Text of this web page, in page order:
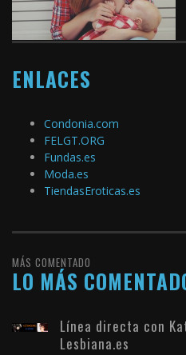
ENLACES
Condonia.com
FELGT.ORG
Fundas.es
Moda.es
TiendasEroticas.es
MÁS COMENTADO
LO MÁS
Línea directa con
Lesbiana.es